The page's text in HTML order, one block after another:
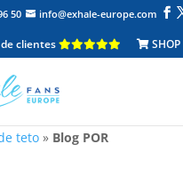
teto » Blog POR
50 info@exhale-europe.com
clientes SHOP